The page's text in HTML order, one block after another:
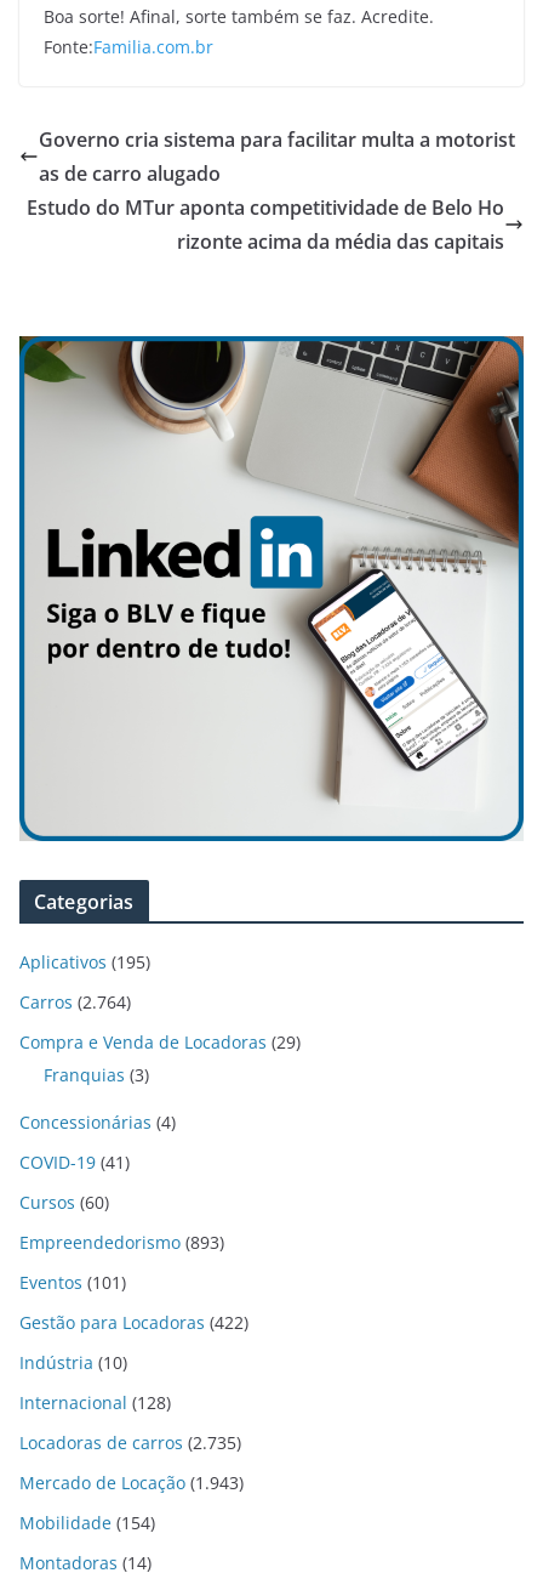
Boa sorte! Afinal, sorte também se faz. Acredite.
Fonte:Familia.com.br
Governo cria sistema para facilitar multa a motorist
as de carro alugado
Estudo do MTur aponta competitividade de Belo Ho
rizonte acima da média das capitais
Categorias
Aplicativos (195)
Carros (2.764)
Compra e Venda de Locadoras (29)
Franquias (3)
Concessionárias (4)
COVID-19 (41)
Cursos (60)
Empreendedorismo (893)
Eventos (101)
Gestão para Locadoras (422)
Indústria (10)
Internacional (128)
Locadoras de carros (2.735)
Mercado de Locação (1.943)
Mobilidade (154)
Montadoras (14)